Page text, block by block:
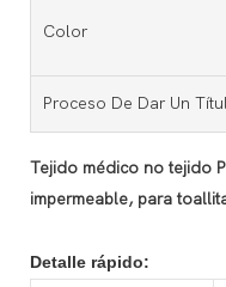
Color
Proceso De Dar Un
Tejido médico no tejido
impermeable, para
Detalle rápido: